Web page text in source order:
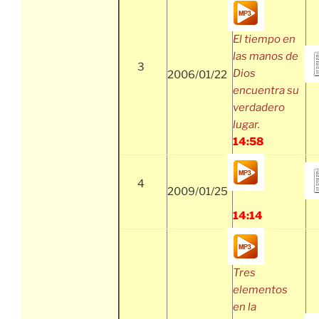
3
2006/01/22
El tiempo en
las manos de
Dios
encuentra su
verdadero
lugar.
14:58
4
2009/01/25
14:14
Tres
elementos
en la